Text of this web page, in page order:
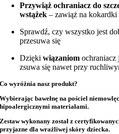
Przywiąż ochraniacz do
wstążek – zawiąż na kokardki
Sprawdź, czy wszystko jest
przesuwa się
Dziękiwiązaniom ochraniacz
zsuwa się nawet przy
Co wyróżnia nasz produkt?
Wybierając bawełnę napościel
hipoalergicznymi materiałami.
Zestaw wykonany został z
przyjazne dla wrażliwej skóry dziecka.